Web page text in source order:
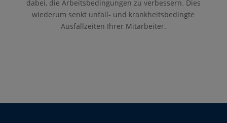
dabei, die Arbeitsbedingungen zu verbessern. Dies
wiederum senkt unfall- und krankheitsbedingte
Ausfallzeiten Ihrer Mitarbeiter.